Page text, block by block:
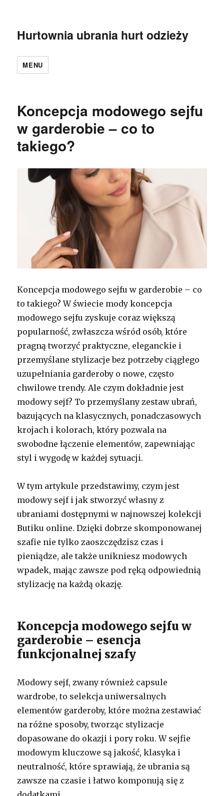
Hurtownia ubrania hurt odzieży
MENU
Koncepcja modowego sejfu
w garderobie – co to
takiego?
Koncepcja modowego sejfu w garderobie – co
to takiego? W świecie mody koncepcja
modowego sejfu zyskuje coraz większą
popularność, zwłaszcza wśród osób, które
pragną tworzyć praktyczne, eleganckie i
przemyślane stylizacje bez potrzeby ciągłego
uzupełniania garderoby o nowe, często
chwilowe trendy. Ale czym dokładnie jest
modowy sejf? To przemyślany zestaw ubrań,
bazujących na klasycznych, ponadczasowych
krojach i kolorach, który pozwala na
swobodne łączenie elementów, zapewniając
styl i wygodę w każdej sytuacji.
W tym artykule przedstawimy, czym jest
modowy sejf i jak stworzyć własny z
ubraniami dostępnymi w najnowszej kolekcji
Butiku online. Dzięki dobrze skomponowanej
szafie nie tylko zaoszczędzisz czas i
pieniądze, ale także unikniesz modowych
wpadek, mając zawsze pod ręką odpowiednią
stylizację na każdą okazję.
Koncepcja modowego sejfu w
garderobie – esencja
funkcjonalnej szafy
Modowy sejf, zwany również capsule
wardrobe, to selekcja uniwersalnych
elementów garderoby, które można zestawiać
na różne sposoby, tworząc stylizacje
dopasowane do okazji i pory roku. W sejfie
modowym kluczowe są jakość, klasyka i
neutralność, które sprawiają, że ubrania są
zawsze na czasie i łatwo komponują się z